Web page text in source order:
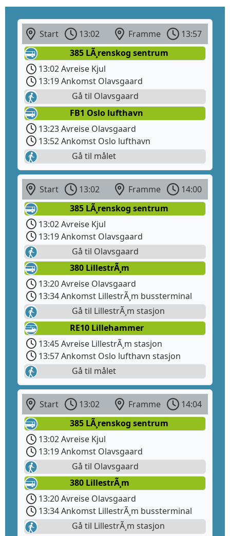
Start 13:02 Framme
13:57
385 LÃ¸renskog sentrum
13:02 Avreise Kjul
13:19 Ankomst Olavsgaard
Gå til Olavsgaard
FB1 Oslo lufthavn
13:23 Avreise Olavsgaard
13:52 Ankomst Oslo lufthavn
Gå til målet
Start 13:02 Framme
14:00
385 LÃ¸renskog sentrum
13:02 Avreise Kjul
13:19 Ankomst Olavsgaard
Gå til Olavsgaard
380 LillestrÃ¸m
13:20 Avreise Olavsgaard
13:34 Ankomst LillestrÃ¸m bussterminal
Gå til LillestrÃ¸m stasjon
RE10 Lillehammer
13:45 Avreise LillestrÃ¸m stasjon
13:57 Ankomst Oslo lufthavn stasjon
Gå til målet
Start 13:02 Framme
14:04
385 LÃ¸renskog sentrum
13:02 Avreise Kjul
13:19 Ankomst Olavsgaard
Gå til Olavsgaard
380 LillestrÃ¸m
13:20 Avreise Olavsgaard
13:34 Ankomst LillestrÃ¸m bussterminal
Gå til LillestrÃ¸m stasjon